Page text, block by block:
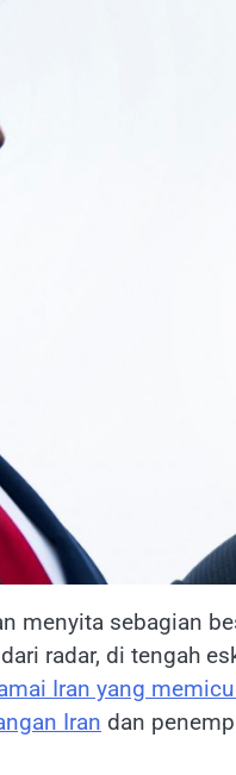
menyita sebagian
radar, di tengah
Iran yang
Iran dan